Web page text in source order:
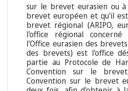
sur le brevet eurasien ou
brevet européen et qu'il
brevet régional (ARIPO,
l'office régional concerné
l'Office eurasien des
des brevets) est l'office
partie au Protocole de
Convention sur le
Convention sur le brevet